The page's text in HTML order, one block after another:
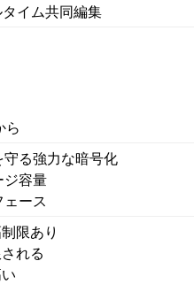
イム共同編集
ら
る強力な暗号化
容量
ース
限あり
れる